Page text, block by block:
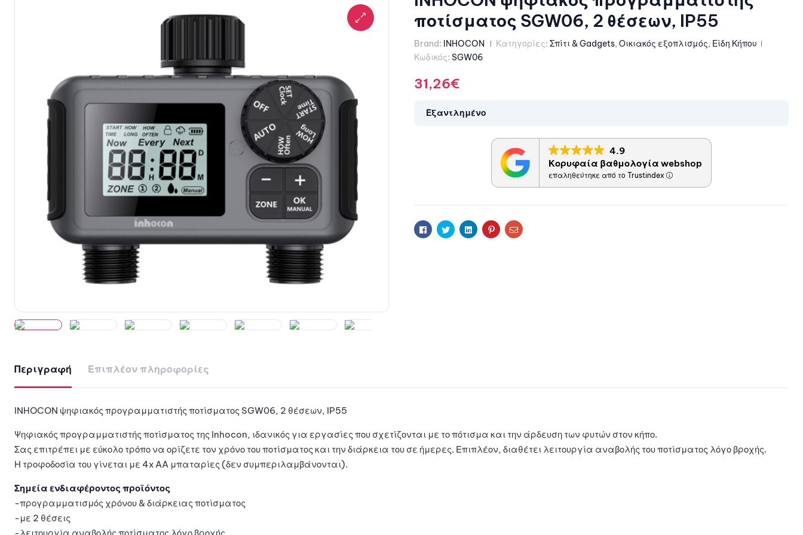
ποτίσματος SGW06, 2 θέσεων, IP55
Brand: INHOCON Κατηγορίες: Σπίτι & Gadgets, Οικιακός εξοπλισμός, Είδη Κήπου
Κωδικός: SGW06
31,26€
Εξαντλημένο
4.9
Κορυφαία βαθμολογία webshop
επαληθεύτηκε από το Trustindex
Facebook
TwitterLinkedinPinterestEmail
Περιγραφή Επιπλέον πληροφορίες
INHOCON ψηφιακός προγραμματιστής ποτίσματος SGW06, 2 θέσεων, IP55
Ψηφιακός προγραμματιστής ποτίσματος της Inhocon, ιδανικός για εργασίες που σχετίζονται με το πότισμα και την άρδευση των φυτών στον κήπο.
Σας επιτρέπει με εύκολο τρόπο να ορίζετε τον χρόνο του ποτίσματος και την διάρκεια του σε ήμερες. Επιπλέον, διαθέτει λειτουργία αναβολής του ποτίσματος λόγο βροχής.
Η τροφοδοσία του γίνεται με 4x AA μπαταρίες (δεν συμπεριλαμβάνονται).
Σημεία ενδιαφέροντος προϊόντος
-προγραμματισμός χρόνου & διάρκειας ποτίσματος
-με 2 θέσεις